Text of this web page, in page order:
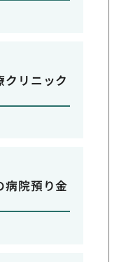
リニック
病院預り金